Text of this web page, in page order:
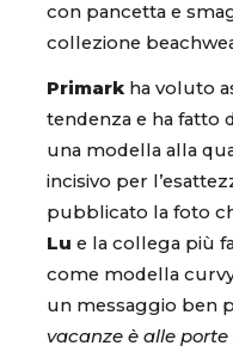
con pancetta e
collezione
Primark ha voluto
tendenza e ha fatto
una modella alla
incisivo per
pubblicato la foto
Lu e la collega più
come modella
un messaggio ben
vacanze è alle porte